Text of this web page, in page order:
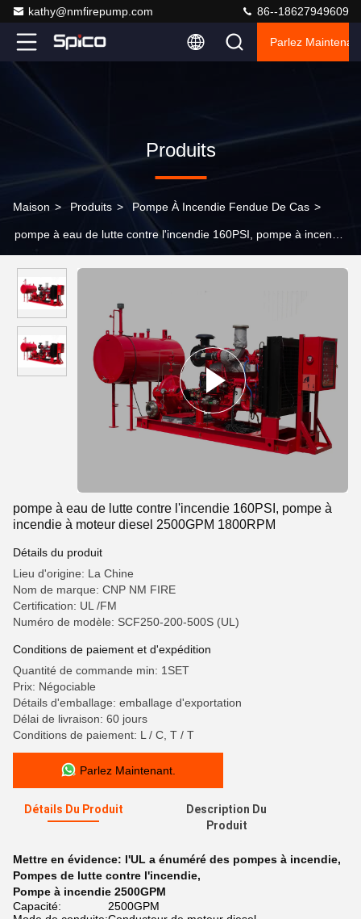
kathy@nmfirepump.com 86--18627949609
Parlez
Produits
Maison > Produits > Pompe À Incendie Fendue De Cas >
pompe à eau de lutte contre l'incendie 160PSI, pompe à incendie
pompe à eau de lutte contre l'incendie 160PSI, pompe à
incendie à moteur diesel 2500GPM 1800RPM
Détails du produit
Lieu d'origine: La Chine
Nom de marque: CNP NM FIRE
Certification: UL /FM
Numéro de modèle: SCF250-200-500S (UL)
Conditions de paiement et d'expédition
Quantité de commande min: 1SET
Prix: Négociable
Détails d'emballage: emballage d'exportation
Délai de livraison: 60 jours
Conditions de paiement: L / C, T / T
Parlez Maintenant.
Détails Du Produit
Description Du
Produit
Mettre en évidence: l'UL a énuméré des pompes à incendie,
Pompes de lutte contre l'incendie,
Pompe à incendie 2500GPM
Capacité:
2500GPM